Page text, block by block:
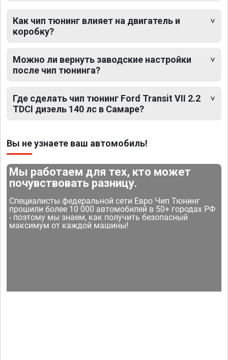
Как чип тюнинг влияет на двигатель и
коробку?
Можно ли вернуть заводские настройки
после чип тюнинга?
Где сделать чип тюнинг Ford Transit VII 2.2
TDCI дизель 140 лс в Самаре?
Вы не узнаете ваш автомобиль!
Мы работаем для тех, кто может
почувствовать разницу.
Специалисты федеральной сети Евро Чип Тюнинг
прошили более 10 000 автомобилей в 50+ городах РФ
- поэтому мы знаем, как получить безопасный
максимум от каждой машины!